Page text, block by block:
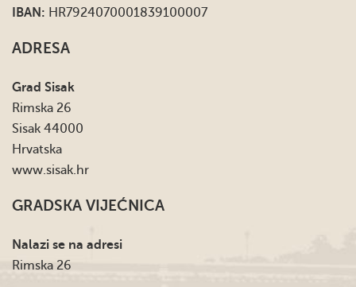
IBAN: HR7924070001839100007
ADRESA
Grad Sisak
Rimska 26
Sisak 44000
Hrvatska
www.sisak.hr
GRADSKA VIJEĆNICA
Nalazi se na adresi
Rimska 26